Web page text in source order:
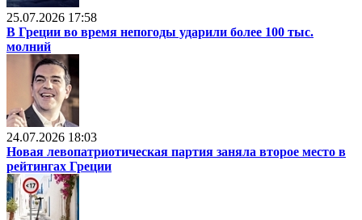
25.07.2026 17:58
В Греции во время непогоды ударили более 100 тыс.
молний
24.07.2026 18:03
Новая левопатриотическая партия заняла второе место в
рейтингах Греции